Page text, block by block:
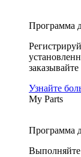
Программа
Узнайте
My Parts
Программа
Выполняйте